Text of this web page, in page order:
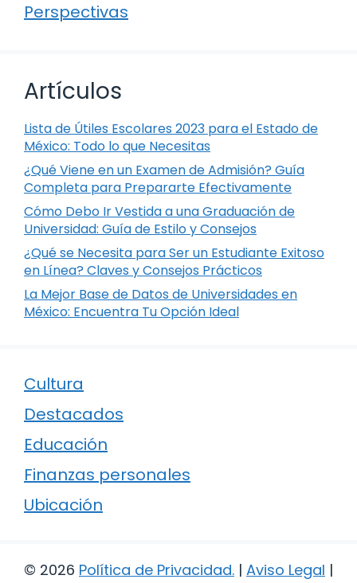
Perspectivas
Artículos
Lista de Útiles Escolares 2023 para el Estado de
México: Todo lo que Necesitas
¿Qué Viene en un Examen de Admisión? Guía
Completa para Prepararte Efectivamente
Cómo Debo Ir Vestida a una Graduación de
Universidad: Guía de Estilo y Consejos
¿Qué se Necesita para Ser un Estudiante Exitoso
en Línea? Claves y Consejos Prácticos
La Mejor Base de Datos de Universidades en
México: Encuentra Tu Opción Ideal
Cultura
Destacados
Educación
Finanzas personales
Ubicación
© 2026 Política de Privacidad. | Aviso Legal |